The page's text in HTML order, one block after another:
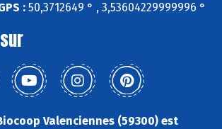
:50,3712649 ° , 3,53604229999996 °
Valenciennes (59300) est